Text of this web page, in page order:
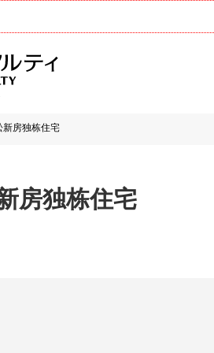
新房独栋住宅
房独栋住宅